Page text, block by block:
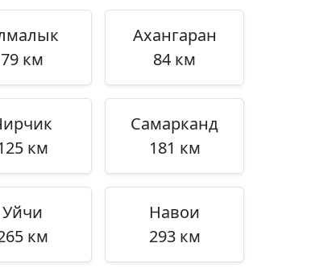
79 км
Ахангаран
84 км
км
Самарканд
181 км
Уйчи
км
Навои
293 км